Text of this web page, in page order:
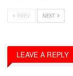
PREV NEXT
LEAVE A REPLY